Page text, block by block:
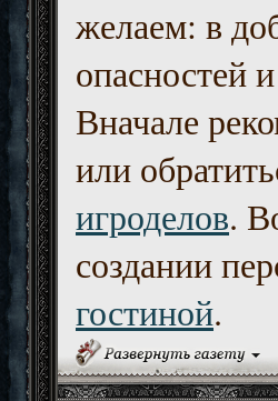
желаем: в
опасностей
Вначале
или
игроделов.
создании
гостиной.